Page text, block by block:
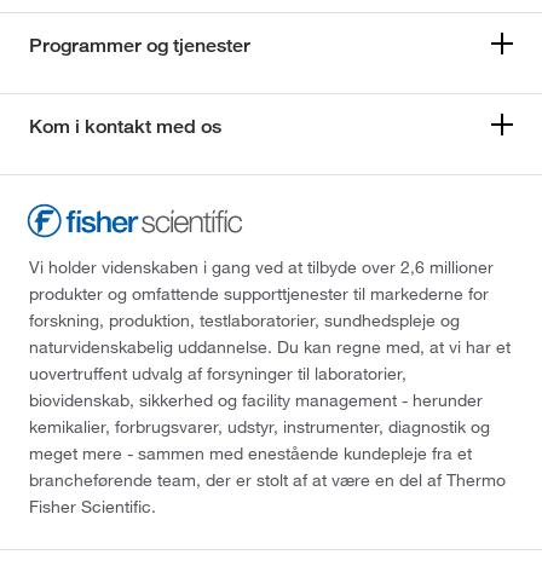
Programmer og tjenester
Kom i kontakt med os
Vi holder videnskaben i gang ved at tilbyde over 2,6 millioner
produkter og omfattende supporttjenester til markederne for
forskning, produktion, testlaboratorier, sundhedspleje og
naturvidenskabelig uddannelse. Du kan regne med, at vi har et
uovertruffent udvalg af forsyninger til laboratorier,
biovidenskab, sikkerhed og facility management - herunder
kemikalier, forbrugsvarer, udstyr, instrumenter, diagnostik og
meget mere - sammen med enestående kundepleje fra et
brancheførende team, der er stolt af at være en del af Thermo
Fisher Scientific.